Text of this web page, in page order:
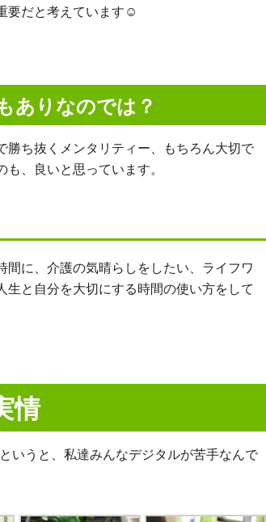
要だと考えています☺
ありなのでは？
ち抜くメンタリティー、もちろん大切で
、良いと思っています。
に、介護の気晴らしをしたい、ライフワ
と自分を大切にする時間の使い方をして
情
いうと、私達みんなデジタルが苦手なんで